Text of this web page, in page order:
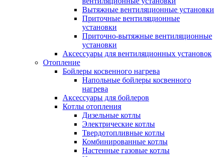
Вытяжные вентиляционные установки
Приточные вентиляционные
установки
Приточно-вытяжные вентиляционные
установки
Аксессуары для вентиляционных установок
Отопление
Бойлеры косвенного нагрева
Напольные бойлеры косвенного
нагрева
Аксессуары для бойлеров
Котлы отопления
Дизельные котлы
Электрические котлы
Твердотопливные котлы
Комбинированные котлы
Настенные газовые котлы